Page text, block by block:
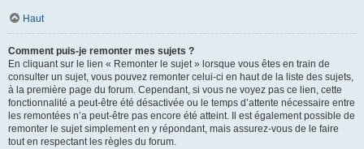
Haut
Comment puis-je remonter mes sujets ?
En cliquant sur le lien « Remonter le sujet » lorsque vous êtes en train de
consulter un sujet, vous pouvez remonter celui-ci en haut de la liste des sujets,
à la première page du forum. Cependant, si vous ne voyez pas ce lien, cette
fonctionnalité a peut-être été désactivée ou le temps d’attente nécessaire entre
les remontées n’a peut-être pas encore été atteint. Il est également possible de
remonter le sujet simplement en y répondant, mais assurez-vous de le faire
tout en respectant les règles du forum.